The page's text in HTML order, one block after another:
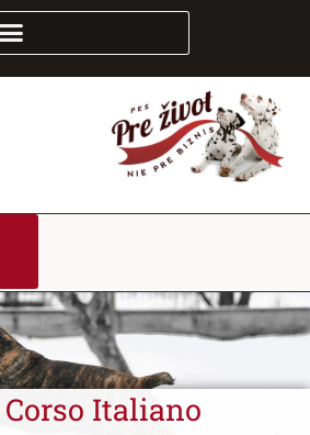
Corso Italiano